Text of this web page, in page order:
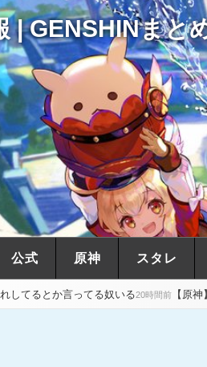
| GENSHINまと
公式 原神 スタレ
る奴いる20時間前【原神】アズプロもただ